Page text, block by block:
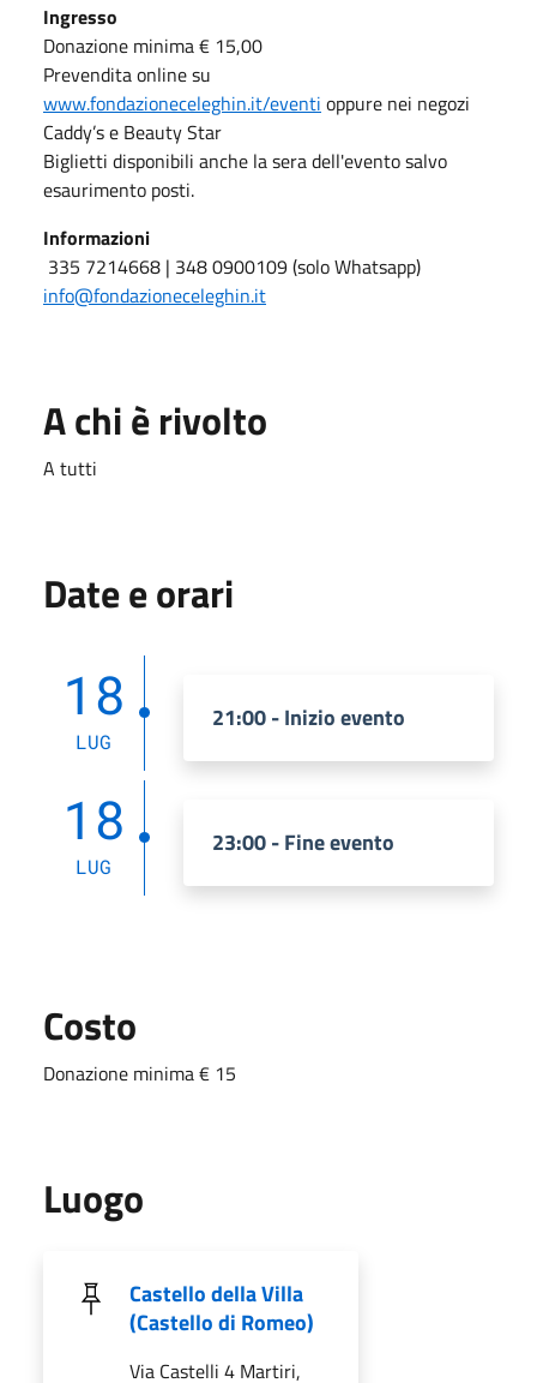
Ingresso
Donazione minima € 15,00
Prevendita online su
www.fondazioneceleghin.it/eventi oppure nei negozi
Caddy’s e Beauty Star
Biglietti disponibili anche la sera dell'evento salvo
esaurimento posti.
Informazioni
335 7214668 | 348 0900109 (solo Whatsapp)
info@fondazioneceleghin.it
A chi è rivolto
A tutti
Date e orari
18
LUG
21:00 - Inizio evento
18
LUG
23:00 - Fine evento
Costo
Donazione minima € 15
Luogo
Castello della Villa
(Castello di Romeo)
Via Castelli 4 Martiri,